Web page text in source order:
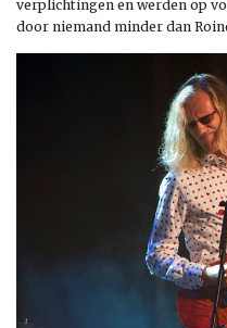
verplichtingen en werden op
door niemand minder dan